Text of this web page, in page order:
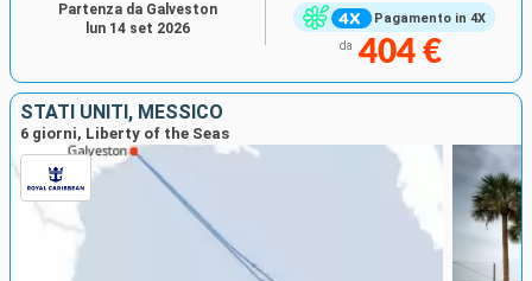
Pagamento in 4X
da 404 €
Partenza da Galveston
lun 14 set 2026
STATI UNITI, MESSICO
6 giorni, Liberty of the Seas